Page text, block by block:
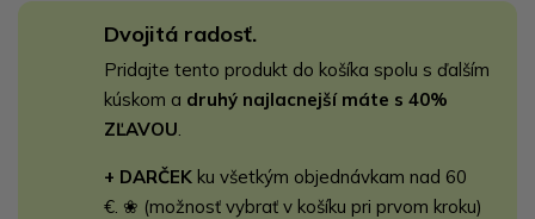
Dvojitá radosť.
Pridajte tento produkt do košíka spolu s ďalším
kúskom a druhý najlacnejší máte s 40%
ZĽAVOU
+ DARČEK ku všetkým objednávkam nad 60
€. ❀ (možnosť vybrať v košíku pri prvom kroku)